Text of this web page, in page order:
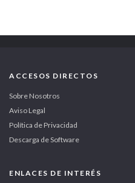
ACCESOS DIRECTOS
Sobre Nosotros
Aviso Legal
Política de Privacidad
Descarga de Software
ENLACES DE INTERÉS